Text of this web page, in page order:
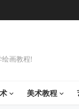
画教程!
美术教程